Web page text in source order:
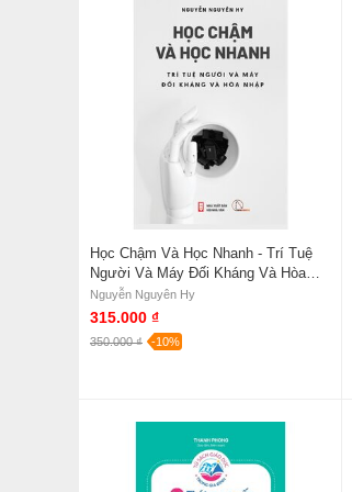
Học Chậm Và Học Nhanh - Trí Tuệ
Người Và Máy Đối Kháng Và Hòa
Nhập - Nguyễn Nguyên Hy
Nguyễn Nguyên Hy
315.000 ₫
350.000 ₫ -10%